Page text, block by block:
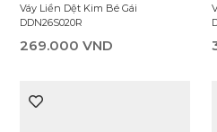
Váy Liền Dệt Kim Bé Gái
DDN26S020R
269.000 VND